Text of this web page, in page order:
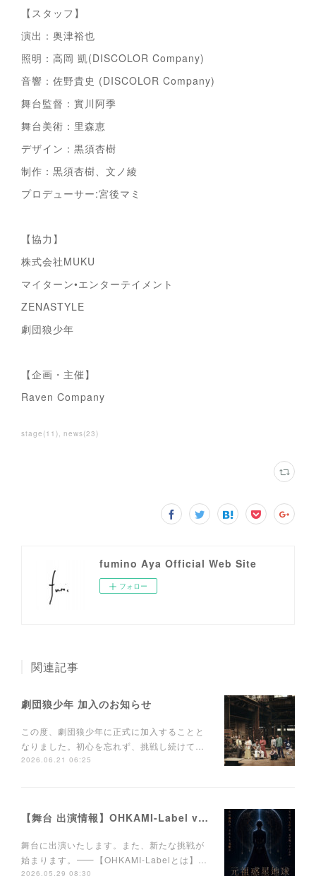
【スタッフ】
演出：奥津裕也
照明：高岡 凱(DISCOLOR Company)
音響：佐野貴史 (DISCOLOR Company)
舞台監督：實川阿季
舞台美術：里森恵
デザイン：黒須杏樹
制作：黒須杏樹、文ノ綾
プロデューサー:宮後マミ
【協力】
株式会社MUKU
マイターン•エンターテイメント
ZENASTYLE
劇団狼少年
【企画・主催】
Raven Company
stage (11 ) news(23)
fumino Aya Official Web Site
フォロー
関連記事
劇団狼少年 加入のお知らせ
この度、劇団狼少年に正式に加入することと
なりました。初心を忘れず、挑戦し続けて…
2026.06.21 06:25
【舞台 出演情報】OHKAMI-Label vol.1 「元祖惑星地球」〜この星から消えたもの〜
舞台に出演いたします。また、新たな挑戦が
始まります。⸻【OHKAMI-Labelとは】…
2026.05.29 08:30